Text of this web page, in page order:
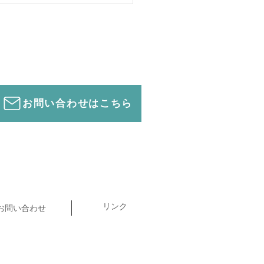
お問い合わせはこちら
問い合わせ リンク